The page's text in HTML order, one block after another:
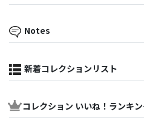
Notes
新着コレクションリスト
コレクション いいね！ランキ